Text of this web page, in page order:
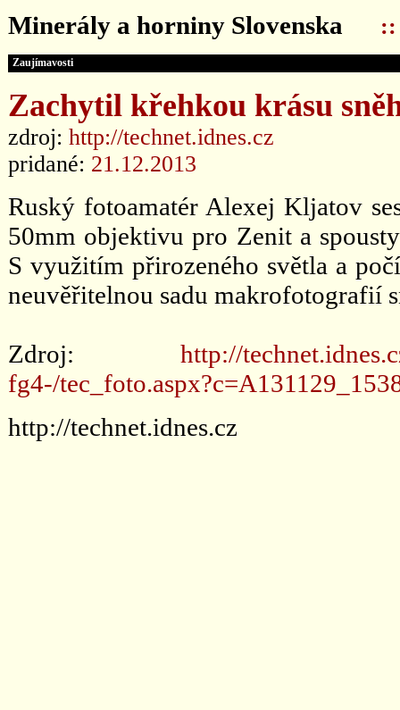
Minerály a horniny Slovenska ::
Zaujímavosti
Zachytil křehkou krásu
zdroj: http://technet.idnes.cz
pridané: 21.12.2013
Ruský fotoamatér Alexej Kljatov
50mm objektivu pro Zenit a
S využitím přirozeného světla a
neuvěřitelnou sadu makrofotografií
Zdroj: http://
fg4-/
http://technet.idnes.cz